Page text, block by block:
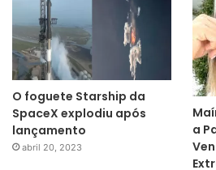
O foguete Starship da
SpaceX explodiu após
lançamento
abril 20, 2023
a